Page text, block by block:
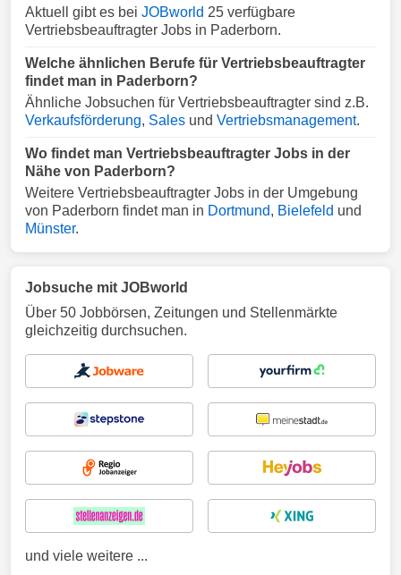
Aktuell gibt es bei JOBworld 25 verfügbare
Vertriebsbeauftragter Jobs in Paderborn.
Welche ähnlichen Berufe für Vertriebsbeauftragter
findet man in Paderborn?
Ähnliche Jobsuchen für Vertriebsbeauftragter sind z.B.
Verkaufsförderung, Sales und Vertriebsmanagement.
Wo findet man Vertriebsbeauftragter Jobs in der
Nähe von Paderborn?
Weitere Vertriebsbeauftragter Jobs in der Umgebung
von Paderborn findet man in Dortmund, Bielefeld und
Münster.
Jobsuche mit JOBworld
Über 50 Jobbörsen, Zeitungen und Stellenmärkte
gleichzeitig durchsuchen.
und viele weitere ...